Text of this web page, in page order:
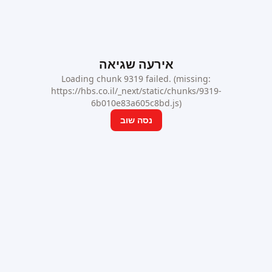
אירעה שגיאה
Loading chunk 9319 failed. (missing:
https://hbs.co.il/_next/static/chunks/9319-
6b010e83a605c8bd.js)